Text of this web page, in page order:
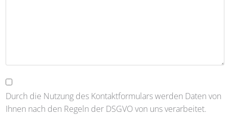
Durch die Nutzung des Kontaktformulars werden Daten von
Ihnen nach den Regeln der DSGVO von uns verarbeitet.